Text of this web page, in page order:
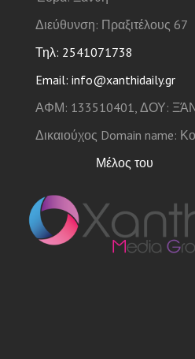
Διεύθυνση: Πραξιτέλους 67
Τηλ: 2541071738
Email: info@xanthidaily.gr
ΑΦΜ: 133510401, ΔΟΥ:
Δικαιούχος Domain name:
Μέλος του